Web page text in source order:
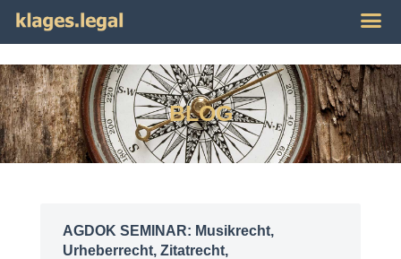
BLOG
AGDOK SEMINAR: Musikrecht,
Urheberrecht, Zitatrecht,